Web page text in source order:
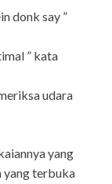
donk say ”
” kata
udara
yang
yang terbuka